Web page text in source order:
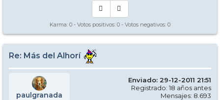
Karma: 0 - Votos positivos: 0 - Votos negativos: 0
Re: Más del Alhorí
paulgranada
Enviado: 29-12-2011 21:51
Registrado: 18 años antes
Mensajes: 8.693